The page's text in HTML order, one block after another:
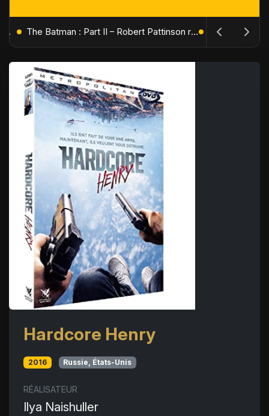
L'Âge de Glace : Le Réveil du Volcan – Manny, Sid et Diego de retour pour une aventure explosive The Batman : Part II – Robert Pattinson replonge dans les ténèbres de Gotham dès octobre 2027
Hardcore Henry
2016 Russie, États-Unis
RÉALISATEUR
Ilya Naishuller